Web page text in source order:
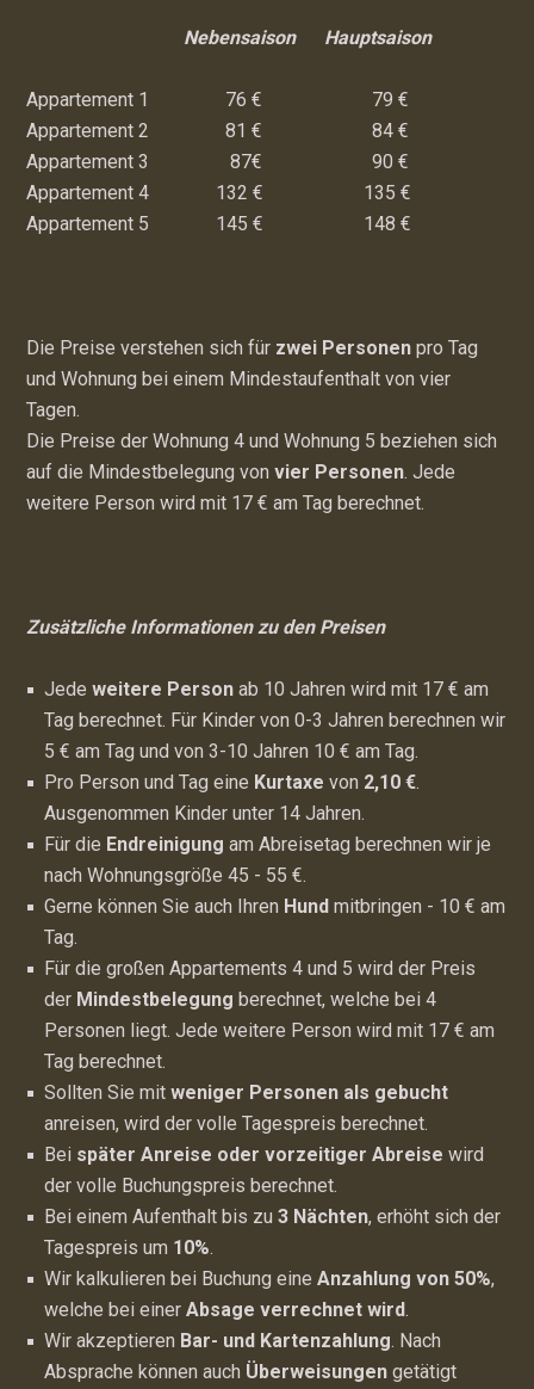
Nebensaison Hauptsaison
Appartement 1 76 € 79 €
Appartement 2 81 € 84 €
Appartement 3 87€ 90 €
Appartement 4 132 € 135 €
Appartement 5 145 € 148 €
Die Preise verstehen sich für zwei Personen pro Tag
und Wohnung bei einem Mindestaufenthalt von vier
Tagen.
Die Preise der Wohnung 4 und Wohnung 5 beziehen sich
auf die Mindestbelegung von vier Personen . Jede
weitere Person wird mit 17 € am Tag berechnet.
Zusätzliche Informationen zu den Preisen
Jedeweitere Person ab 10 Jahren wird mit 17 € am
Tag berechnet. Für Kinder von 0-3 Jahren berechnen wir
5 € am Tag und von 3-10 Jahren 10 € am Tag.
Pro Person und Tag eine Kurtaxevon 2,10 €
Ausgenommen Kinder unter 14 Jahren.
Für die Endreinigungam Abreisetag berechnen wir je
nach Wohnungsgröße 45 - 55 €.
Gerne können Sie auch Ihren Hundmitbringen - 10 € am
Tag.
Für die großen Appartements 4 und 5 wird der Preis
der Mindestbelegungberechnet, welche bei 4
Personen liegt. Jede weitere Person wird mit 17 € am
Tag berechnet.
Sollten Sie mitweniger Personen als gebucht
anreisen, wird der volle Tagespreis berechnet.
Bei später Anreise oder vorzeitiger Abreise wird
der volle Buchungspreis berechnet.
Bei einem Aufenthalt bis zu3 Nächten, erhöht sich der
Tagespreis um 10%
Wir kalkulieren bei Buchung eineAnzahlung von 50%,
welche bei einerAbsage verrechnet wird
Wir akzeptieren Bar- und Kartenzahlung . Nach
Absprache können auch Überweisungengetätigt